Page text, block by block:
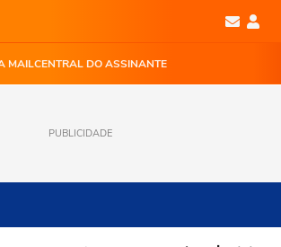
MAILCENTRAL DO ASSINANTE
PUBLICIDADE